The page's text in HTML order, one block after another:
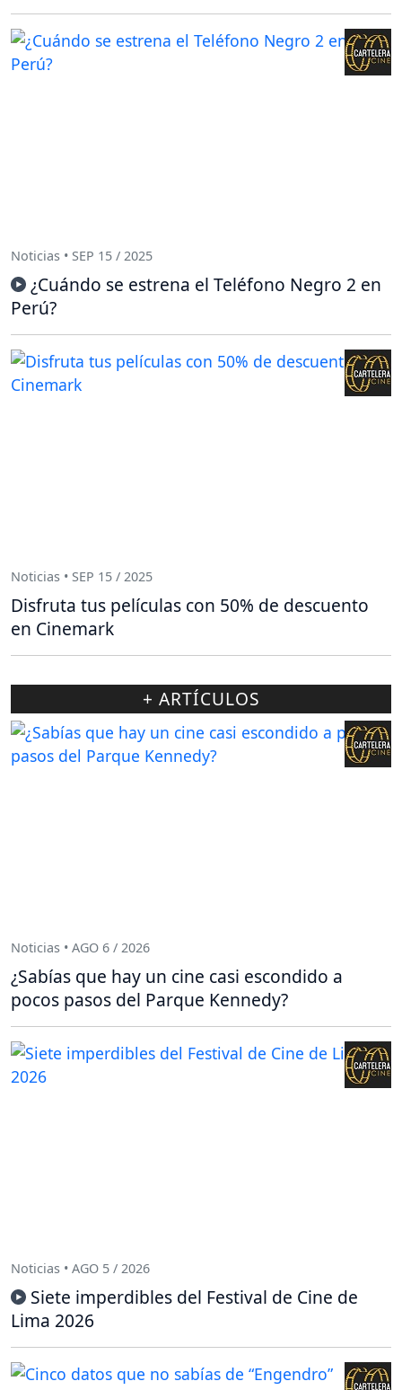
Noticias • SEP 15 / 2025
¿Cuándo se estrena el Teléfono Negro 2 en
Perú?
Noticias • SEP 15 / 2025
Disfruta tus películas con 50% de descuento
en Cinemark
+ ARTÍCULOS
Noticias • AGO 6 / 2026
¿Sabías que hay un cine casi escondido a
pocos pasos del Parque Kennedy?
Noticias • AGO 5 / 2026
Siete imperdibles del Festival de Cine de
Lima 2026